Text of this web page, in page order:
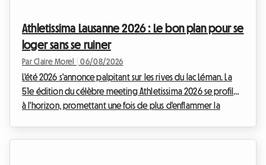
Athletissima Lausanne 2026 : Le bon plan pour se
loger sans se ruiner
Par Claire Morel 06/08/2026
L'été 2026 s'annonce palpitant sur les rives du lac Léman. La
51e édition du célèbre meeting Athletissima 2026 se profile
à l'horizon, promettant une fois de plus d'enflammer la